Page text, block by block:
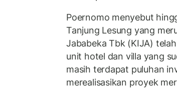
Poernomo menyebut
Tanjung Lesung yang
Jababeka Tbk (KIJA)
unit hotel dan villa yang
masih terdapat puluhan
merealisasikan proyek